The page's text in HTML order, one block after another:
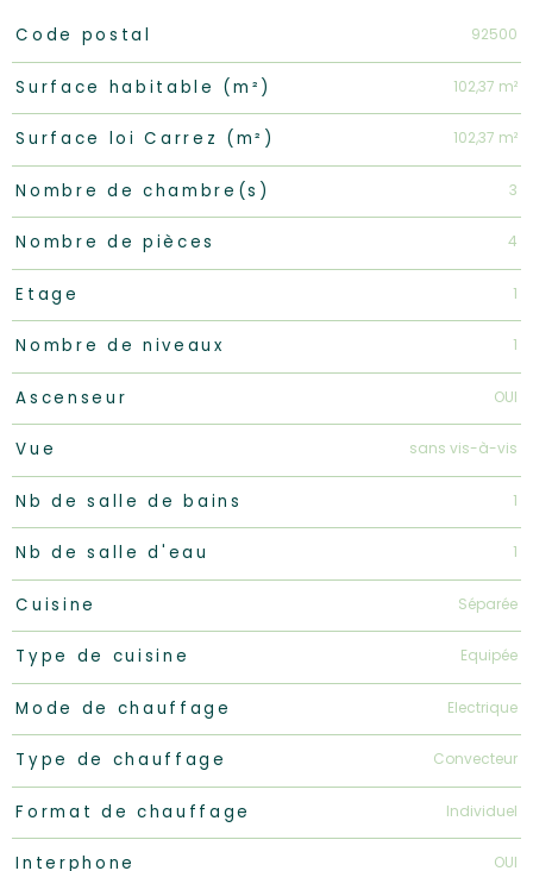
Caractéristiques Valeurs
Code postal 92500
Surface habitable (m²) 102,37 m²
Surface loi Carrez (m²) 102,37 m²
Nombre de chambre(s) 3
Nombre de pièces 4
Etage 1
Nombre de niveaux 1
Ascenseur OUI
Vue sans vis-à-vis
Nb de salle de bains 1
Nb de salle d'eau 1
Cuisine Séparée
Type de cuisine Equipée
Mode de chauffage Electrique
Type de chauffage Convecteur
Format de chauffage Individuel
Interphone OUI